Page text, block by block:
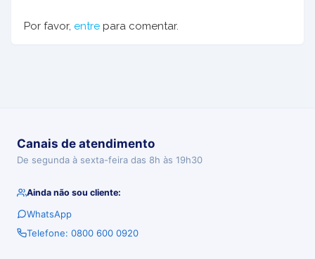
Por favor, entre para comentar.
Canais de atendimento
De segunda à sexta-feira das 8h às 19h30
Ainda não sou cliente:
WhatsApp
Telefone: 0800 600 0920